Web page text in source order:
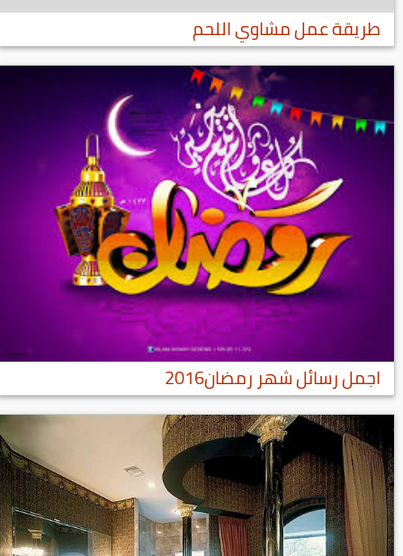
طريقة عمل مشاوي اللحم
اجمل رسائل شهر رمضان2016